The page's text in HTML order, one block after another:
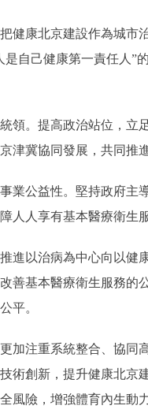
康北京建設作為城市治
是自己健康第一責任人”
。提高政治站位，立足
津冀協同發展，共同推
公益性。堅持政府主導
人人享有基本醫療衛生
以治病為中心向以健康
善基本醫療衛生服務的
平。
注重系統整合、協同高
術創新，提升健康北京
風險，增強體育內生動